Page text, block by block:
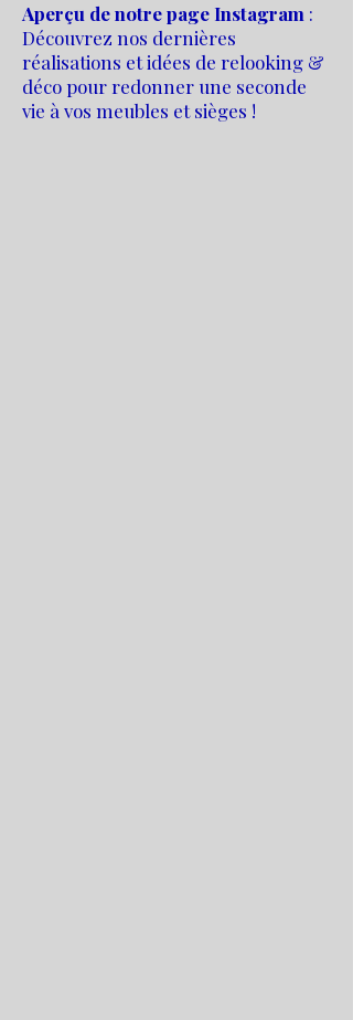
Aperçu de notre page Instagram :
Découvrez nos dernières
réalisations et idées de relooking &
déco pour redonner une seconde
vie à vos meubles et sièges !